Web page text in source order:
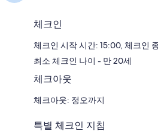
체크인
체크인 시작 시간: 15:00, 체크인
최소 체크인 나이 - 만 20세
체크아웃
체크아웃: 정오까지
특별 체크인 지침